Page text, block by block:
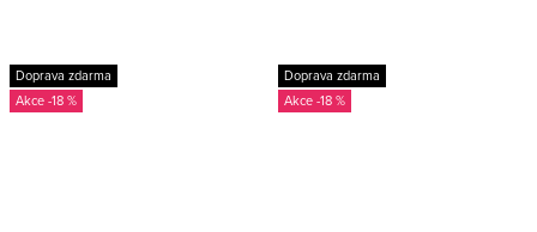
Doprava zdarma
-18 %
Doprava zdarma
-18 %